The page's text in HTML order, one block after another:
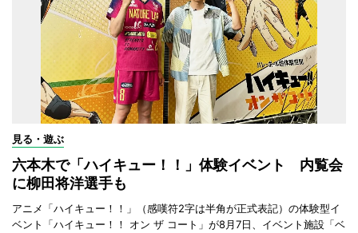
見る・遊ぶ
六本木で「ハイキュー！！」体験イベント 内覧会
に柳田将洋選手も
アニメ「ハイキュー！！」（感嘆符2字は半角が正式表記）の体験型イ
ベント「ハイキュー！！ オン ザ コート」が8月7日、イベント施設「ベ